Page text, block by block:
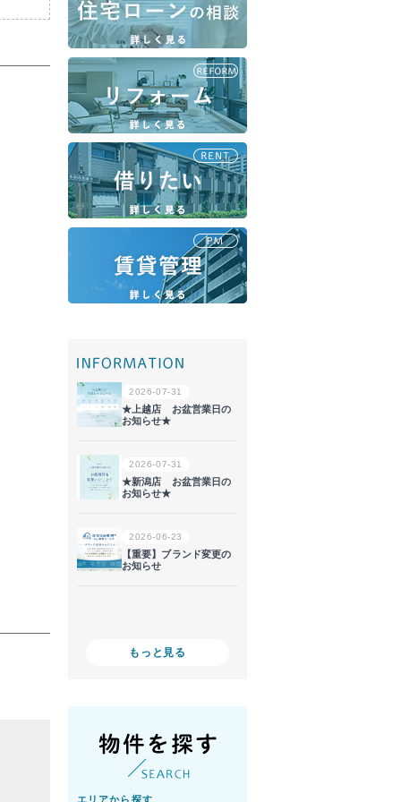
移住・転勤 共有持分
もっと見る
エリアから探す